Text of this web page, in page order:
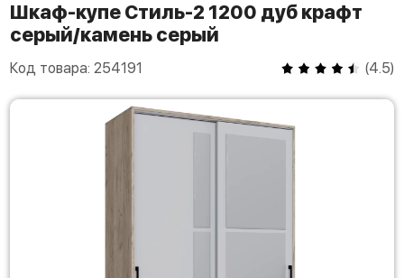
Шкаф-купе Стиль-2 1200 дуб крафт
серый/камень серый
Код товара: 254191 (4.5)